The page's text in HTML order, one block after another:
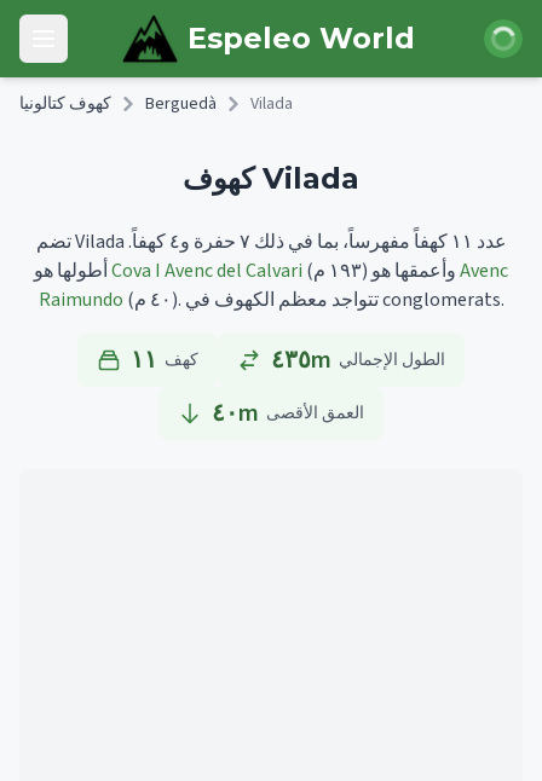
Skip to main content
Open main menu Espeleo World الدخول
كهوف كتالونيا Berguedà Vilada
كهوف Vilada
تضم Vilada عدد ١١ كهفاً مفهرساً، بما في ذلك ٧ حفرة و٤ كهفاً.
Cova I Avenc del Calvari (١٩٣ م)
Avenc
Raimundo
(٤٠ م). تتواجد معظم الكهوف في conglomerats.
١١ كهف ٤٣٥m الطول الإجمالي
٤٠m العمق الأقصى